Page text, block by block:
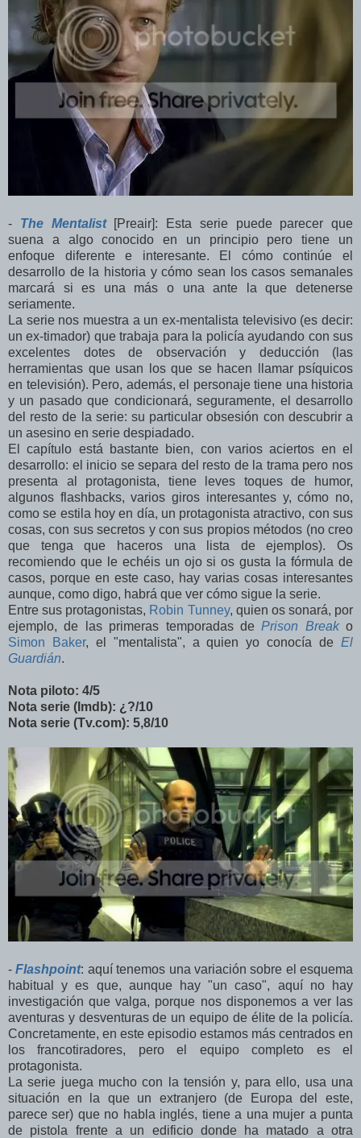
- The Mentalist[Preair]: Esta serie puede parecer que
suena a algo conocido en un principio pero tiene un
enfoque diferente e interesante. El cómo continúe el
desarrollo de la historia y cómo sean los casos semanales
marcará si es una más o una ante la que detenerse
seriamente.
La serie nos muestra a un ex-mentalista televisivo (es decir:
un ex-timador) que trabaja para la policía ayudando con sus
excelentes dotes de observación y deducción (las
herramientas que usan los que se hacen llamar psíquicos
en televisión). Pero, además, el personaje tiene una historia
y un pasado que condicionará, seguramente, el desarrollo
del resto de la serie: su particular obsesión con descubrir a
un asesino en serie despiadado.
El capítulo está bastante bien, con varios aciertos en el
desarrollo: el inicio se separa del resto de la trama pero nos
presenta al protagonista, tiene leves toques de humor,
algunos flashbacks, varios giros interesantes y, cómo no,
como se estila hoy en día, un protagonista atractivo, con sus
cosas, con sus secretos y con sus propios métodos (no creo
que tenga que haceros una lista de ejemplos). Os
recomiendo que le echéis un ojo si os gusta la fórmula de
casos, porque en este caso, hay varias cosas interesantes
aunque, como digo, habrá que ver cómo sigue la serie.
Entre sus protagonistas, Robin Tunney, quien os sonará, por
ejemplo, de las primeras temporadas dePrison Breako
Simon Baker, el "mentalista", a quien yo conocía deEl
Guardián.
Nota piloto: 4/5
Nota serie (Imdb): ¿?/10
Nota serie (Tv.com): 5,8/10
-Flashpoint: aquí tenemos una variación sobre el esquema
habitual y es que, aunque hay "un caso", aquí no hay
investigación que valga, porque nos disponemos a ver las
aventuras y desventuras de un equipo de élite de la policía.
Concretamente, en este episodio estamos más centrados en
los francotiradores, pero el equipo completo es el
protagonista.
La serie juega mucho con la tensión y, para ello, usa una
situación en la que un extranjero (de Europa del este,
parece ser) que no habla inglés, tiene a una mujer a punta
de pistola frente a un edificio donde ha matado a otra